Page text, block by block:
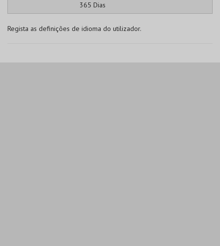
365 Dias
Regista as definições de idioma do utilizador.